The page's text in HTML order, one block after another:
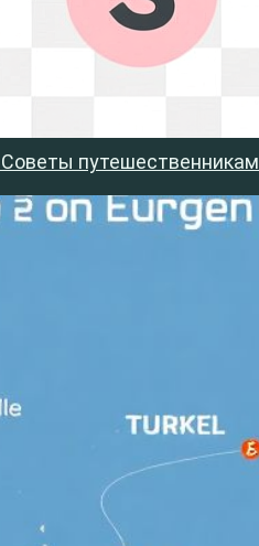
Советы путешественникам